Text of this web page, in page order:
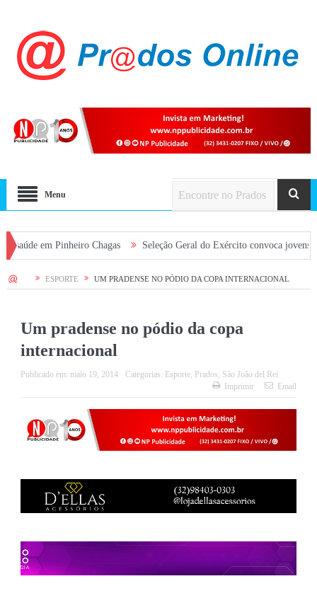
Menu
Pinheiro Chagas Seleção Geral do Exército convoca jovens alistados
HOME ESPORTE UM PRADENSE NO PÓDIO DA COPA INTERNACIONAL
Um pradense no pódio da copa
internacional
Publicado em: maio 19, 2014 Categorias: Esporte, Prados, São João del Rei
Imprimir
Email